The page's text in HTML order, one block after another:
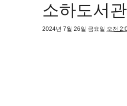
소하도서
2024년 7월 26일 금요일 오전